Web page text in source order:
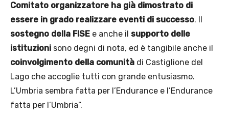
Comitato organizzatore ha già dimostrato di
essere in grado realizzare eventi di successo. Il
sostegno della FISE e anche il supporto delle
istituzioni sono degni di nota, ed è tangibile anche il
coinvolgimento della comunità di Castiglione del
Lago che accoglie tutti con grande entusiasmo.
L’Umbria sembra fatta per l’Endurance e l’Endurance
fatta per l’Umbria”.